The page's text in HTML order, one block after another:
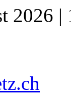
2026 |